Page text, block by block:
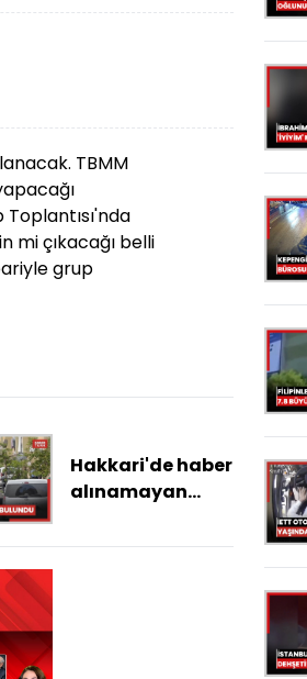
TBMM
mi çıkacağı belli
grup
Hakkari'de haber
alınamayan
bulundu